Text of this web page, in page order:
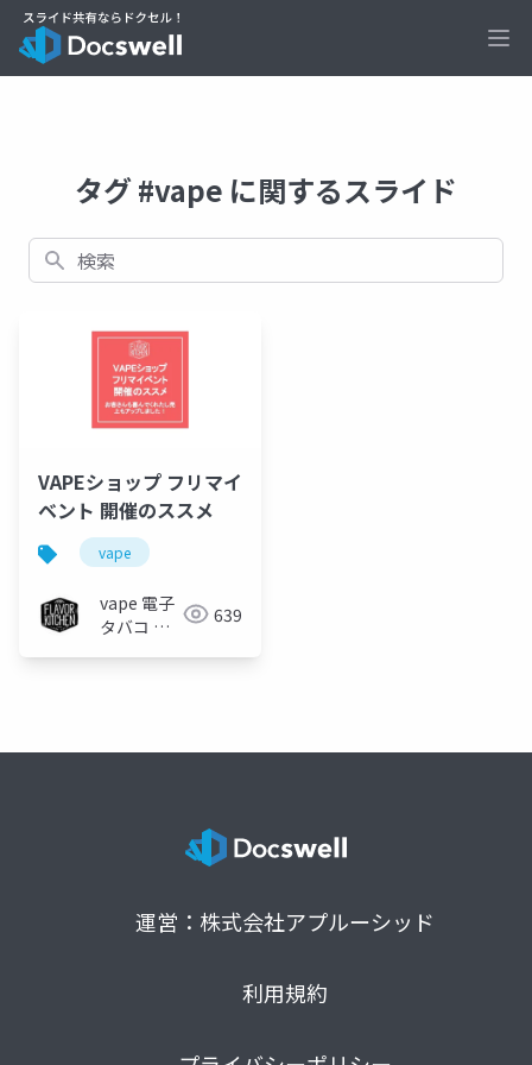
タグ #vape に関するスライド
検索
VAPEショップ フリマイ
ベント 開催のススメ
vape
vape 電子
タバコ 専
639
運営：株式会社アプルーシッド
利用規約